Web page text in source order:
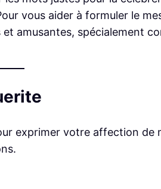
vous aider à formuler le
amusantes, spécialement
exprimer votre affection de